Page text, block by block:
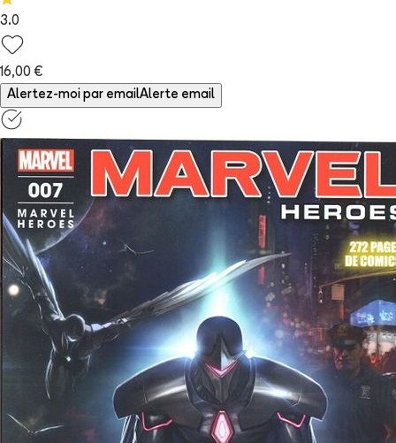
3.0
16,00 €
Alertez-moi par emailAlerte email